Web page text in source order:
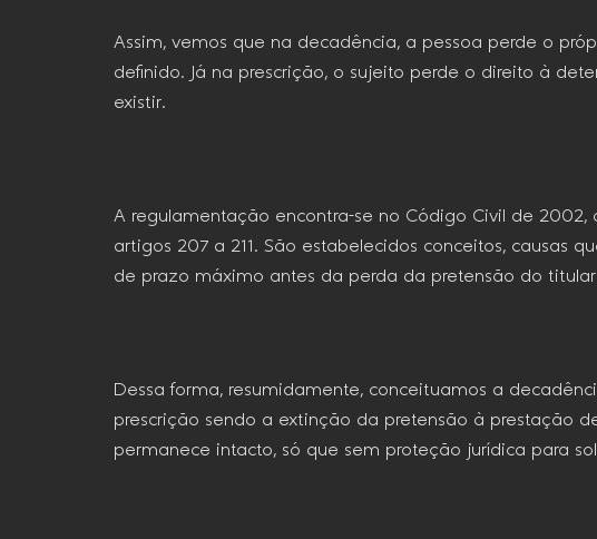
Assim, vemos que na decadência, a pessoa perde o
definido. Já na prescrição, o sujeito perde o direito à
existir.
A regulamentação encontra-se no Código Civil de
artigos 207 a 211. São estabelecidos conceitos, causas
de prazo máximo antes da perda da pretensão do
Dessa forma, resumidamente, conceituamos a
prescrição sendo a extinção da pretensão à prestação
permanece intacto, só que sem proteção jurídica para